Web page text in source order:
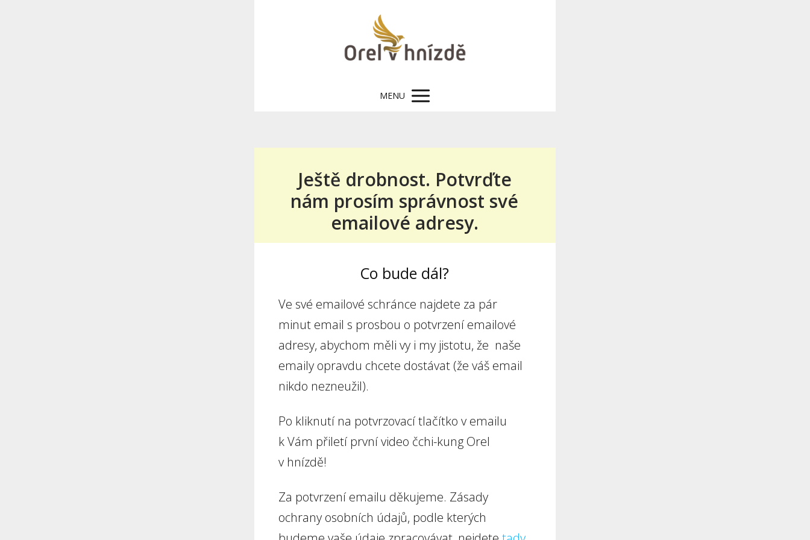
MENU
Ještě drobnost. Potvrďte
nám prosím správnost své
emailové adresy.
Co bude dál?
Ve své emailové schránce najdete za pár
minut email s prosbou o potvrzení emailové
adresy, abychom měli vy i my jistotu, že naše
emaily opravdu chcete dostávat (že váš email
nikdo nezneužil).
Po kliknutí na potvrzovací tlačítko v emailu
k Vám přiletí první video čchi-kung Orel
v hnízdě!
Za potvrzení emailu děkujeme. Zásady
ochrany osobních údajů, podle kterých